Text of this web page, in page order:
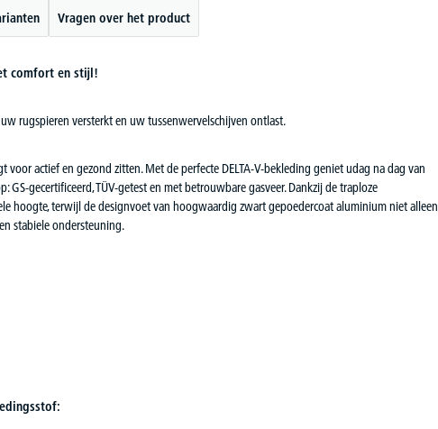
Vragen over het product
comfort en stijl!
rugspieren versterkt en uw tussenwervelschijven ontlast.
voor actief en gezond zitten. Met de perfecte DELTA-V-bekleding geniet udag na dag van
gecertificeerd, TÜV-getest en met betrouwbare gasveer. Dankzij de traploze
hoogte, terwijl de designvoet van hoogwaardig zwart gepoedercoat aluminium niet alleen
stabiele ondersteuning.